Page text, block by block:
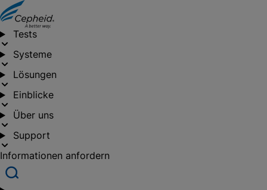
Tests
Systeme
Lösungen
Einblicke
Über uns
Support
Informationen anfordern